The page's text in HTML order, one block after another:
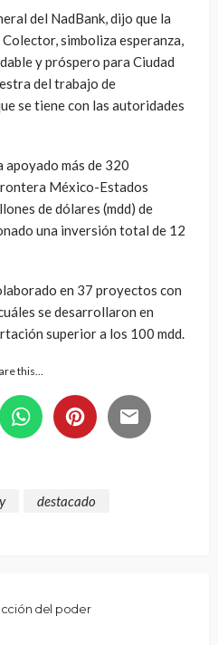
del NadBank, dijo que la
simboliza esperanza,
y próspero para Ciudad
del trabajo de
se tiene con las autoridades
apoyado más de 320
México-Estados
de dólares (mdd) de
una inversión total de 12
en 37 proyectos con
se desarrollaron en
superior a los 100 mdd.
this…
destacado
del poder